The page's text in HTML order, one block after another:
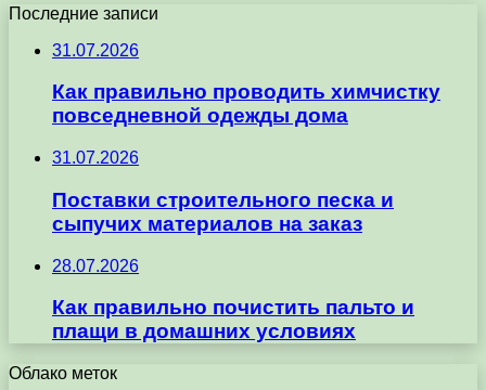
Последние записи
31.07.2026
Как правильно проводить химчистку
повседневной одежды дома
31.07.2026
Поставки строительного песка и
сыпучих материалов на заказ
28.07.2026
Как правильно почистить пальто и
плащи в домашних условиях
Облако меток